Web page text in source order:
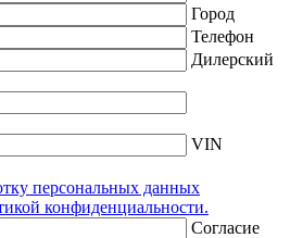
Город
Телефон
Дилерский
VIN
персональных данных
конфиденциальности.
Согласие